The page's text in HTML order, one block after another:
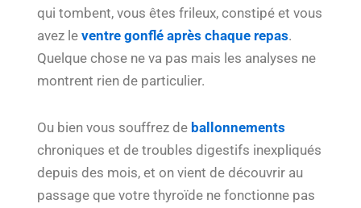
qui tombent, vous êtes frileux, constipé et vous
avez leventre gonflé après chaque repas.
Quelque chose ne va pas mais les analyses ne
montrent rien de particulier.
Ou bien vous souffrez de ballonnements
chroniques et de troubles digestifs inexpliqués
depuis des mois, et on vient de découvrir au
passage que votre thyroïde ne fonctionne pas